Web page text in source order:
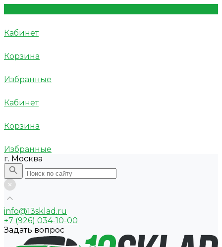
Кабинет
Корзина
Избранные
Кабинет
Корзина
Избранные
г. Москва
info@13sklad.ru
+7 (926) 034-10-00
Задать вопрос